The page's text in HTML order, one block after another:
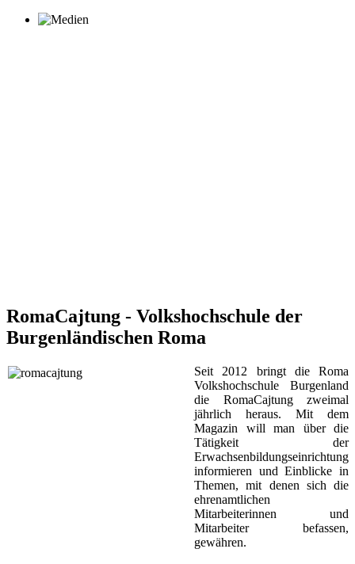
RomaCajtung - Volkshochschule der
Burgenländischen Roma
Seit 2012 bringt die Roma
Volkshochschule Burgenland
die RomaCajtung zweimal
jährlich heraus. Mit dem
Magazin will man über die
Tätigkeit der
Erwachsenbildungseinrichtung
informieren und Einblicke in
Themen, mit denen sich die
ehrenamtlichen
Mitarbeiterinnen und
Mitarbeiter befassen,
gewähren.